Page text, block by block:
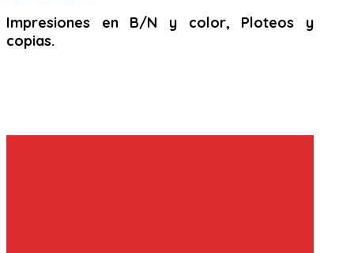
Impresiones en B/N y color, Ploteos y
copias.